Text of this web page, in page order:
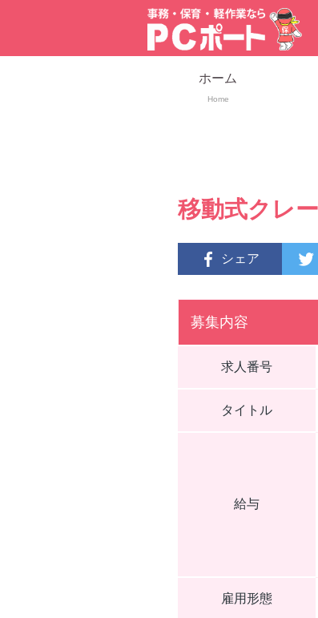
ホーム
Home
移動式クレ
シェア
募集内容
求人番号
タイトル
給与
雇用形態